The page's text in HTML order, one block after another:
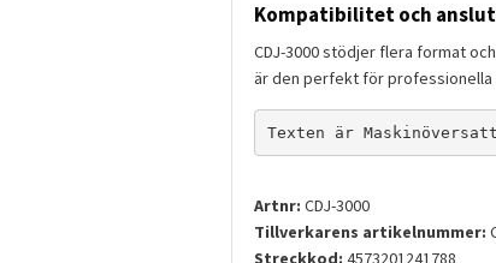
Kompatibilitet och
CDJ-3000 stödjer flera format
är den perfekt för professionella
Texten är
Artnr: CDJ-3000
Tillverkarens artikelnummer:
Streckkod: 4573201241788